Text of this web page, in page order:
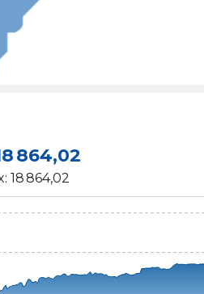
864,02
18 864,02